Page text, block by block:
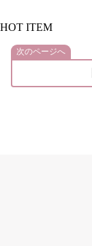
HOT ITEM
次のページへ